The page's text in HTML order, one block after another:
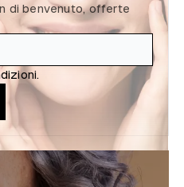
di benvenuto, offerte
.